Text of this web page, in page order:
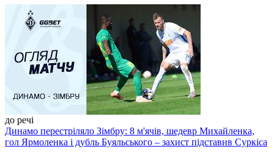
до речі
Динамо перестріляло Зімбру: 8 м'ячів, шедевр Михайленка,
гол Ярмоленка і дубль Буяльського – захист підставив Суркіса